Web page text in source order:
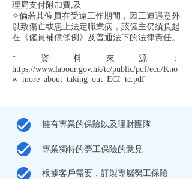
理局支付附加費;及
✧倘若其僱員在受違工作期間，因工遭遇意外
以致傷亡或患上法定職業病，該僱主仍須負起
在《僱員補償條例》及普通法下的法律責任。
*資料來源：
https://www.labour.gov.hk/tc/public/pdf/ecd/Kno
w_more_about_taking_out_ECI_tc.pdf
擁有專業的保險以及理財團隊
專業獨特的勞工保險的意見
根據客戶需要，訂製專屬勞工保險